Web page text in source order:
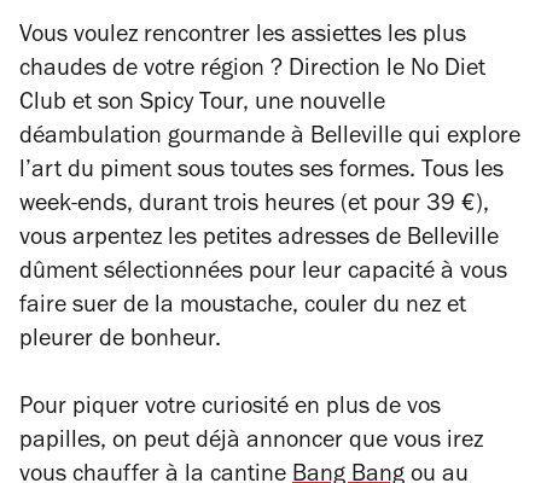
Vous voulez rencontrer les assiettes les plus
chaudes de votre région ? Direction le No Diet
Club et son Spicy Tour, une nouvelle
déambulation gourmande à Belleville qui explore
l’art du piment sous toutes ses formes. Tous les
week-ends, durant trois heures (et pour 39 €),
vous arpentez les petites adresses de Belleville
dûment sélectionnées pour leur capacité à vous
faire suer de la moustache, couler du nez et
pleurer de bonheur.
Pour piquer votre curiosité en plus de vos
papilles, on peut déjà annoncer que vous irez
vous chauffer à la cantine Bang Bang ou au